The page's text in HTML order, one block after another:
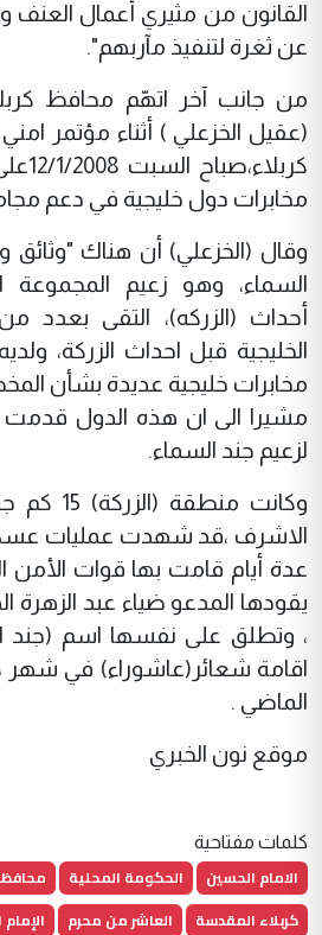
القانون من مثيري أعمال العنف
عن ثغرة لتنفيذ مآربهم".
من جانب آخر اتهّم محافظ
(عقيل الخزعلي ) أثناء مؤتمر
مخابرات دول خليجية في دعم
وقال (الخزعلي) أن هناك
السماء، وهو زعيم المجموعة
أحداث (الزركه)، التقى
الخليجية قبل احداث الزركة،
مخابرات خليجية عديدة بشأن
مشيرا الى ان هذه الدول قدمت
لزعيم جند السماء.
وكانت
الاشرف ،قد شهدت عمليات
عدة أيام قامت بها قوات الأمن
يقودها المدعو ضياء عبد الزهرة
، وتطلق على نفسها اسم (جند
اقامة شعائر(عاشوراء) في شهر
الماضي .
موقع نون الخبري
كلمات مفتاحية
الامام الحسين الحكومة المحلية
كربلاء المقدسة
العاشر من محرم